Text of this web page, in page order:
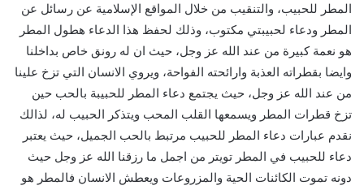
المطر للحبيب، والتنقيب من خلال المواقع الإسلامية عن رسائل عن
المطر ودعاء لحبيبتي مكتوب، وذلك لحفظ هذا الدعاء هطول المطر
هو نعمة كبيرة من عند الله عز وجل، حيث ان له رونق خاص بداخلنا
وايضا بقطراته العذبة وارائحته الفواحة، ويروي الانسان التي تزخ علينا
من عند الله عز وجل، حيث يجتمع دعاء المطر للحبيبة بالحب حين
تزخ قطرات المطر ويسمعها القلب المحب ويتذكر الحبيب له، لذالك
نقدم عبارات دعاء المطر للحبيب مرتبط بالحب الجميل، حيث يعتبر
دعاء للحبيب في المطر تويتر من اجمل ما رزقنا الله عز وجل حيث
دونه تموت الكائنات الحية والمزروعات ويعطش الانسان فالمطر هو